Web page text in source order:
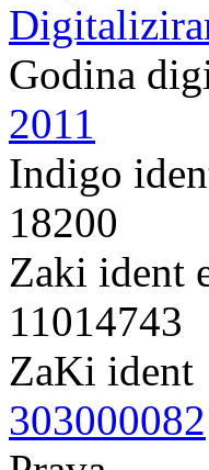
Godina
2011
Indigo
18200
Zaki ident
11014743
ZaKi ident
303000082